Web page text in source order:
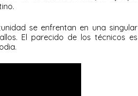
se enfrentan en una singular
El parecido de los técnicos es